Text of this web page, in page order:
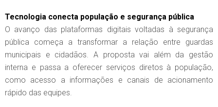
Tecnologia conecta população e segurança pública
O avanço das plataformas digitais voltadas à segurança
pública começa a transformar a relação entre guardas
municipais e cidadãos. A proposta vai além da gestão
interna e passa a oferecer serviços diretos à população,
como acesso a informações e canais de acionamento
rápido das equipes.